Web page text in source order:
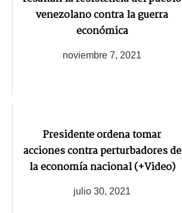
venezolano contra la guerra
económica
noviembre 7, 2021
Presidente ordena tomar
acciones contra perturbadores de
la economía nacional (+Video)
julio 30, 2021